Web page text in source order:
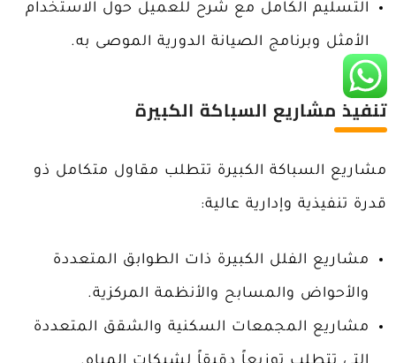
التسليم الكامل مع شرح للعميل حول الاستخدام
الأمثل وبرنامج الصيانة الدورية الموصى به.
تنفيذ مشاريع السباكة الكبيرة
مشاريع السباكة الكبيرة تتطلب مقاول متكامل ذو
قدرة تنفيذية وإدارية عالية:
مشاريع الفلل الكبيرة ذات الطوابق المتعددة
والأحواض والمسابح والأنظمة المركزية.
مشاريع المجمعات السكنية والشقق المتعددة